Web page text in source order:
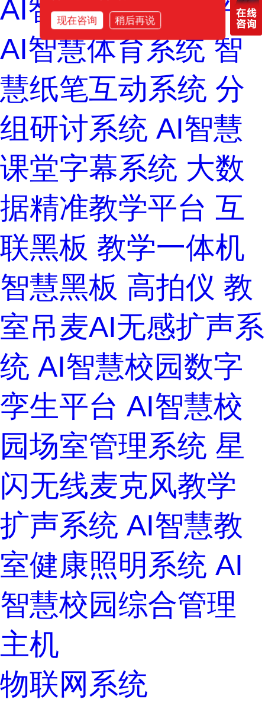
AI智慧录播管理平台
AI智慧体育系统 智
慧纸笔互动系统 分
组研讨系统 AI智慧
课堂字幕系统 大数
据精准教学平台 互
联黑板 教学一体机
智慧黑板 高拍仪 教
室吊麦AI无感扩声系
统 AI智慧校园数字
孪生平台 AI智慧校
园场室管理系统 星
闪无线麦克风教学
扩声系统 AI智慧教
室健康照明系统 AI
智慧校园综合管理
主机
物联网系统
现在咨询 稍后再说